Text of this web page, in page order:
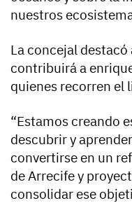
nuestros
La concejal
contribuirá a
quienes recorren el
“Estamos creando
descubrir y
convertirse en un
de Arrecife y
consolidar ese